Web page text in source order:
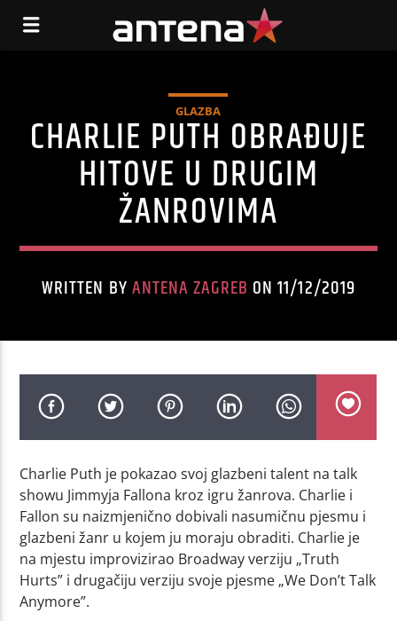
GLAZBA
CHARLIE PUTH OBRAĐUJE
HITOVE U DRUGIM
ŽANROVIMA
WRITTEN BYANTENA ZAGREB ON 11/12/2019
Charlie Puth je pokazao svoj glazbeni talent na talk
showu Jimmyja Fallona kroz igru žanrova. Charlie i
Fallon su naizmjenično dobivali nasumičnu pjesmu i
glazbeni žanr u kojem ju moraju obraditi. Charlie je
na mjestu improvizirao Broadway verziju „Truth
Hurts” i drugačiju verziju svoje pjesme „We Don’t Talk
Anymore”.